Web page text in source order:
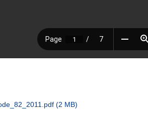
(2 MB)